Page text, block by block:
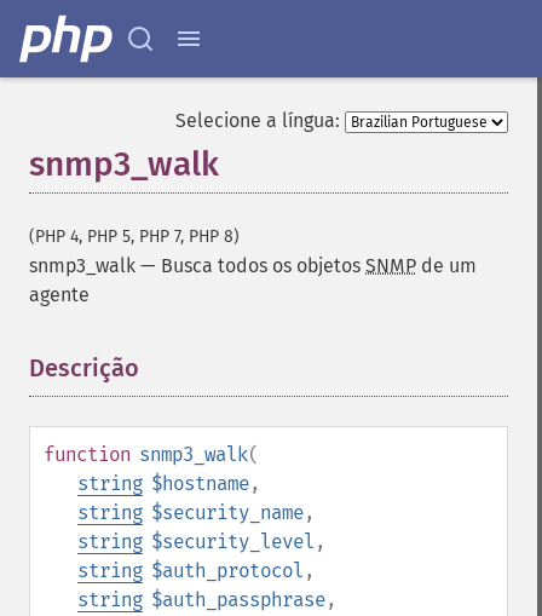
Selecione a língua:
snmp3_walk
(PHP 4, PHP 5, PHP 7, PHP 8)
snmp3_walk — Busca todos os objetos SNMP de um
agente
Descrição
function snmp3_walk(
string $hostname,
string $security_name,
string $security_level ,
string $auth_protocol ,
string $auth_passphrase,